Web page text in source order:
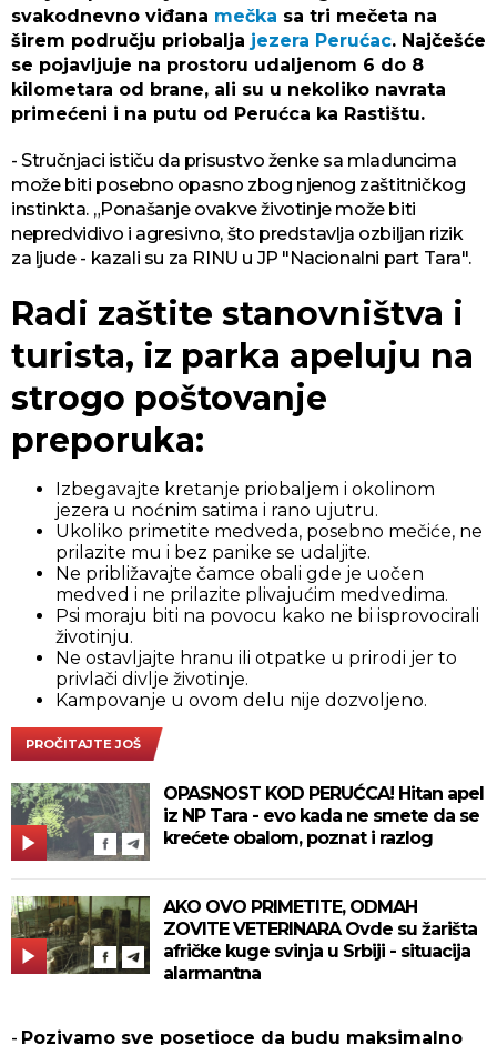
svakodnevno viđana mečka sa tri mečeta na
širem području priobalja jezera Perućac. Najčešće
se pojavljuje na prostoru udaljenom 6 do 8
kilometara od brane, ali su u nekoliko navrata
primećeni i na putu od Perućca ka Rastištu.
- Stručnjaci ističu da prisustvo ženke sa mladuncima
može biti posebno opasno zbog njenog zaštitničkog
instinkta. „Ponašanje ovakve životinje može biti
nepredvidivo i agresivno, što predstavlja ozbiljan rizik
za ljude - kazali su za RINU u JP "Nacionalni part Tara".
Radi zaštite stanovništva i
turista, iz parka apeluju na
strogo poštovanje
preporuka:
Izbegavajte kretanje priobaljem i okolinom
jezera u noćnim satima i rano ujutru.
Ukoliko primetite medveda, posebno mečiće, ne
prilazite mu i bez panike se udaljite.
Ne približavajte čamce obali gde je uočen
medved i ne prilazite plivajućim medvedima.
Psi moraju biti na povocu kako ne bi isprovocirali
životinju.
Ne ostavljajte hranu ili otpatke u prirodi jer to
privlači divlje životinje.
Kampovanje u ovom delu nije dozvoljeno.
PROČITAJTE JOŠ
OPASNOST KOD PERUĆCA! Hitan apel
iz NP Tara - evo kada ne smete da se
krećete obalom, poznat i razlog
AKO OVO PRIMETITE, ODMAH
ZOVITE VETERINARA Ovde su žarišta
afričke kuge svinja u Srbiji - situacija
alarmantna
- Pozivamo sve posetioce da budu maksimalno